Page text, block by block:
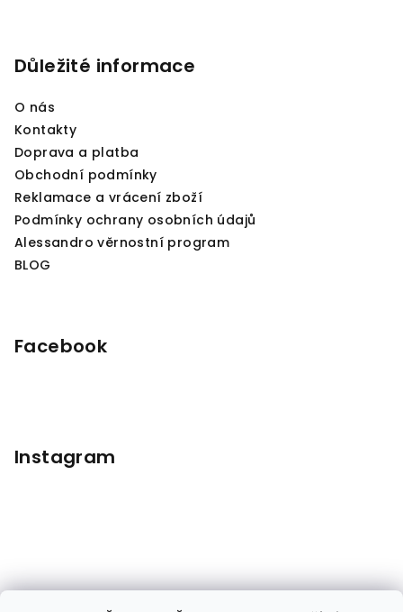
Důležité informace
O nás
Kontakty
Doprava a platba
Obchodní podmínky
Reklamace a vrácení zboží
Podmínky ochrany osobních údajů
Alessandro věrnostní program
BLOG
Facebook
Instagram